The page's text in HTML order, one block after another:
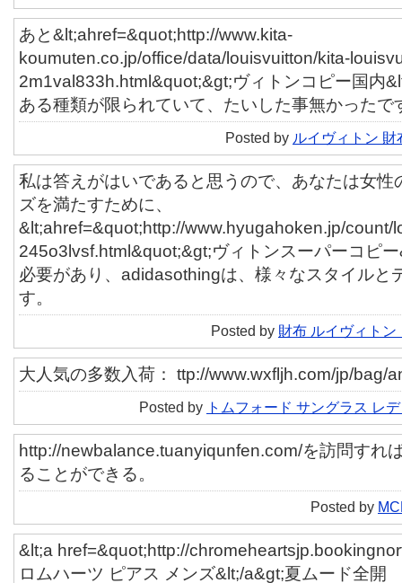
あと&lt;ahref=&quot;http://www.kita-
koumuten.co.jp/office/data/louisvuitton/kita-
2m1val833h.html&quot;&gt;ヴィトンコピー国内
ある種類が限られていて、たいした事無かったで
Posted by ルイヴィトン 財
私は答えがはいであると思うので、あなたは女性
ズを満たすために、
&lt;ahref=&quot;http://www.hyugahoken.jp/count/
245o3lvsf.html&quot;&gt;ヴィトンスーパーコピ
必要があり、adidasothingは、様々なスタイルと
す。
Posted by 財布 ルイヴィトン
大人気の多数入荷： ttp://www.wxfljh.com/jp/bag/
Posted by トムフォード サングラス レ
http://newbalance.tuanyiqunfen.com/を訪問す
ることができる。
Posted by
&lt;a href=&quot;http://
ロムハーツ ピアス メンズ&lt;/a&gt;夏ムード全開